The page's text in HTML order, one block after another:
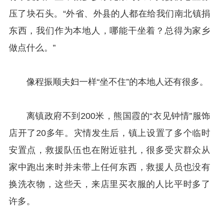
压了块石头。“外省、外县的人都在给我们南北镇捐
东西，我们作为本地人，哪能干坐着？总得为家乡
做点什么。”
像程振顺夫妇一样“坐不住”的本地人还有很多。
离镇政府不到200米，熊国霞的“衣见钟情”服饰
店开了20多年。灾情发生后，镇上设置了多个临时
安置点，救援队伍也在附近驻扎，很多受灾群众从
家中跑出来时并未带上任何东西，救援人员也没有
换洗衣物，这些天，来店里买衣服的人比平时多了
许多。